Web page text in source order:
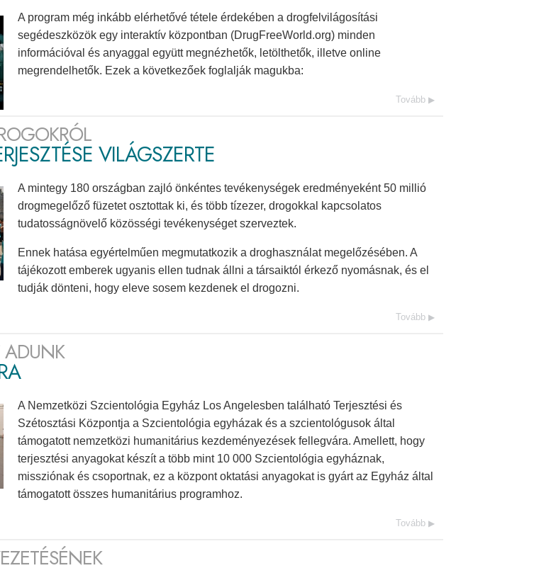
A program még inkább elérhetővé tétele érdekében a drogfelvilágosítási
segédeszközök egy interaktív központban (DrugFreeWorld.org) minden
információval és anyaggal együtt megnézhetők, letölthetők, illetve online
megrendelhetők. Ezek a következőek foglalják magukba:
Tovább
VILÁGSZERTE
A mintegy 180 országban zajló önkéntes tevékenységek eredményeként 50 millió
drogmegelőző füzetet osztottak ki, és több tízezer, drogokkal kapcsolatos
tudatosságnövelő közösségi tevékenységet szerveztek.
Ennek hatása egyértelműen megmutatkozik a droghasználat megelőzésében. A
tájékozott emberek ugyanis ellen tudnak állni a társaiktól érkező nyomásnak, és el
tudják dönteni, hogy eleve sosem kezdenek el drogozni.
Tovább
ADUNK
A Nemzetközi Szcientológia Egyház Los Angelesben található Terjesztési és
Szétosztási Központja a Szcientológia egyházak és a szcientológusok által
támogatott nemzetközi humanitárius kezdeményezések fellegvára. Amellett, hogy
terjesztési anyagokat készít a több mint 10 000 Szcientológia egyháznak,
missziónak és csoportnak, ez a központ oktatási anyagokat is gyárt az Egyház által
támogatott összes humanitárius programhoz.
Tovább